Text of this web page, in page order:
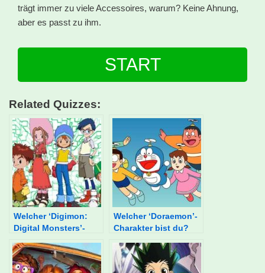
trägt immer zu viele Accessoires, warum? Keine Ahnung,
aber es passt zu ihm.
START
Related Quizzes:
Welcher ‘Digimon:
Digital Monsters’-
Welcher ‘Doraemon’-
Charakter bist du?